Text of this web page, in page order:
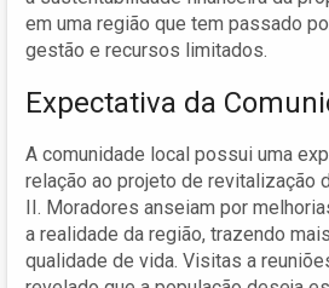
em uma região que tem passado
gestão e recursos limitados.
Expectativa da
A comunidade local possui uma
relação ao projeto de revitalização
II. Moradores anseiam por
a realidade da região, trazendo
qualidade de vida. Visitas a